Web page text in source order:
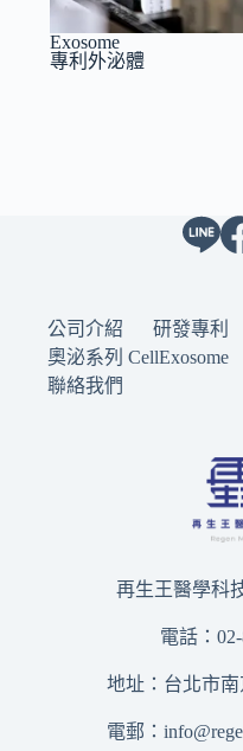
Exosome
專利外泌體
公司介紹 研發專利
奧泌系列 CellExosome
聯絡我們
再生王醫學科
電話：
地址：台北市
電郵：